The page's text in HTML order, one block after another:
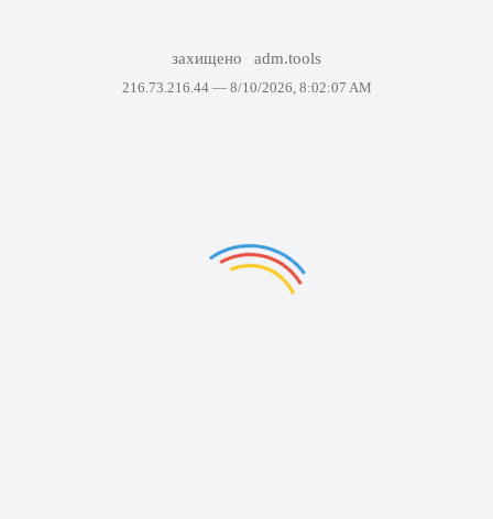
захищено adm.tools
216.73.216.44 — 8/10/2026, 8:02:07 AM